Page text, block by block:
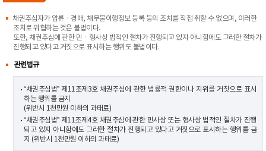
채권추심자가 압류ㆍ경매, 채무불이행정보 등록 등의 조치를 직접 취할 수 없으며, 이러한
조치로 위협하는 것은 불법이다.
또한, 채권추심에 관한 민ㆍ형사상 법적인 절차가 진행되고 있지 아니함에도 그러한 절차가
진행되고 있다고 거짓으로 표시하는 행위도 불법이다.
관련법규
“채권추심법” 제11조제3호 채권추심에 관한 법률적 권한이나 지위를 거짓으로 표시
하는 행위를 금지
(위반시 1천만원 이하의 과태료)
“채권추심법” 제11조제4호 채권추심에 관한 민사상 또는 형사상 법적인 절차가 진행
되고 있지 아니함에도 그러한 절차가 진행되고 있다고 거짓으로 표시하는 행위를 금
지 (위반시 1천만원 이하의 과태료)